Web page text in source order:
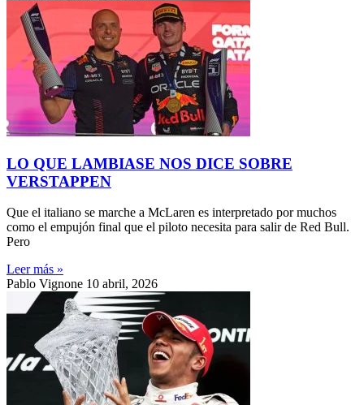
LO QUE LAMBIASE NOS DICE SOBRE
VERSTAPPEN
Que el italiano se marche a McLaren es interpretado por muchos
como el empujón final que el piloto necesita para salir de Red Bull.
Pero
Leer más »
Pablo Vignone 10 abril, 2026